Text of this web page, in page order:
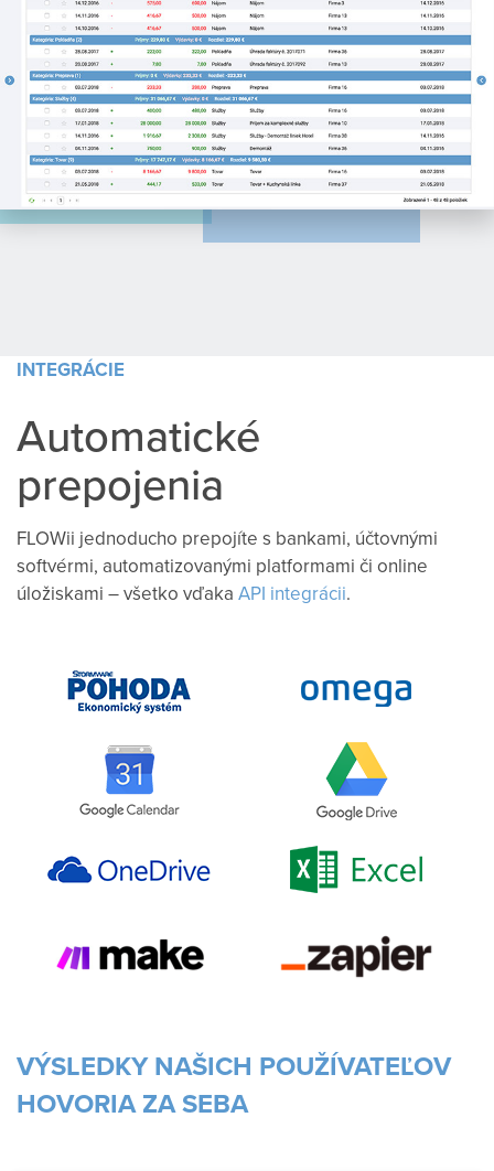
INTEGRÁCIE
Automatické
prepojenia
FLOWii jednoducho prepojíte s bankami, účtovnými
softvérmi, automatizovanými platformami či online
úložiskami – všetko vďaka API integrácii.
VÝSLEDKY NAŠICH POUŽÍVATEĽOV
HOVORIA ZA SEBA